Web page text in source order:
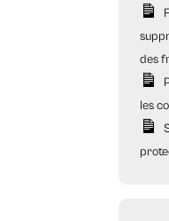
des
les